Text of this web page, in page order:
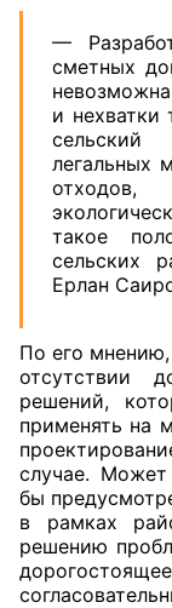
—
сметных
и нехватки
легальных
такое
сельских
Ерлан
По его
отсутствии
решений,
применять на
случае.
бы
в рамках
решению